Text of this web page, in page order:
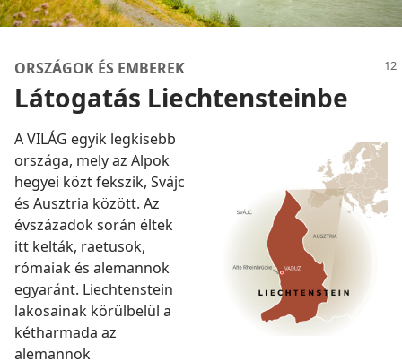
ORSZÁGOK ÉS EMBEREK
Látogatás Liechtensteinbe
A VILÁG egyik legkisebb
országa, mely az Alpok
hegyei közt fekszik, Svájc
és Ausztria között. Az
évszázadok során éltek
itt kelták, raetusok,
rómaiak és alemannok
egyaránt. Liechtenstein
lakosainak körülbelül a
kétharmada az
alemannok